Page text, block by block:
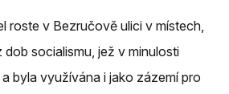
roste v Bezručově ulici v místech,
socialismu, jež v minulosti
byla využívána i jako zázemí pro